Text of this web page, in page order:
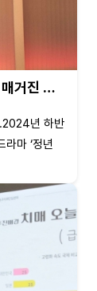
매거진 …
년 하반
마 ‘정년